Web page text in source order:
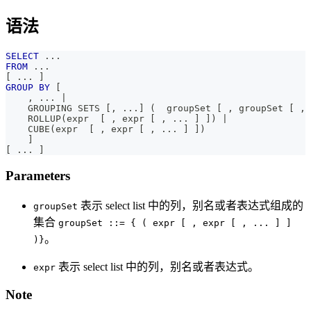
语法
SELECT . . .
FROM
. . .
. . .
GROUP BY
,
. . .
    GROUPING SETS
, . . . (
  groupSet
, groupSet
,
    ROLLUP
( expr , expr , . . . )
    CUBE
( expr , expr , . . .
)
. . .
Parameters
groupSet 表示 select list 中的列，别名或者表达式组成的
集合 groupSet ::= { ( expr [ , expr [ , ... ] ]
)}。
expr 表示 select list 中的列，别名或者表达式。
Note